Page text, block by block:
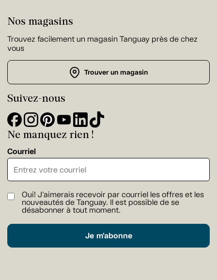
Nos magasins
Trouvez facilement un magasin Tanguay près de chez
vous
Trouver un magasin
Suivez-nous
Ne manquez rien !
Courriel
Oui! J'aimerais recevoir par courriel les offres et les
nouveautés de Tanguay. Il est possible de se
désabonner à tout moment.
Je m'abonne